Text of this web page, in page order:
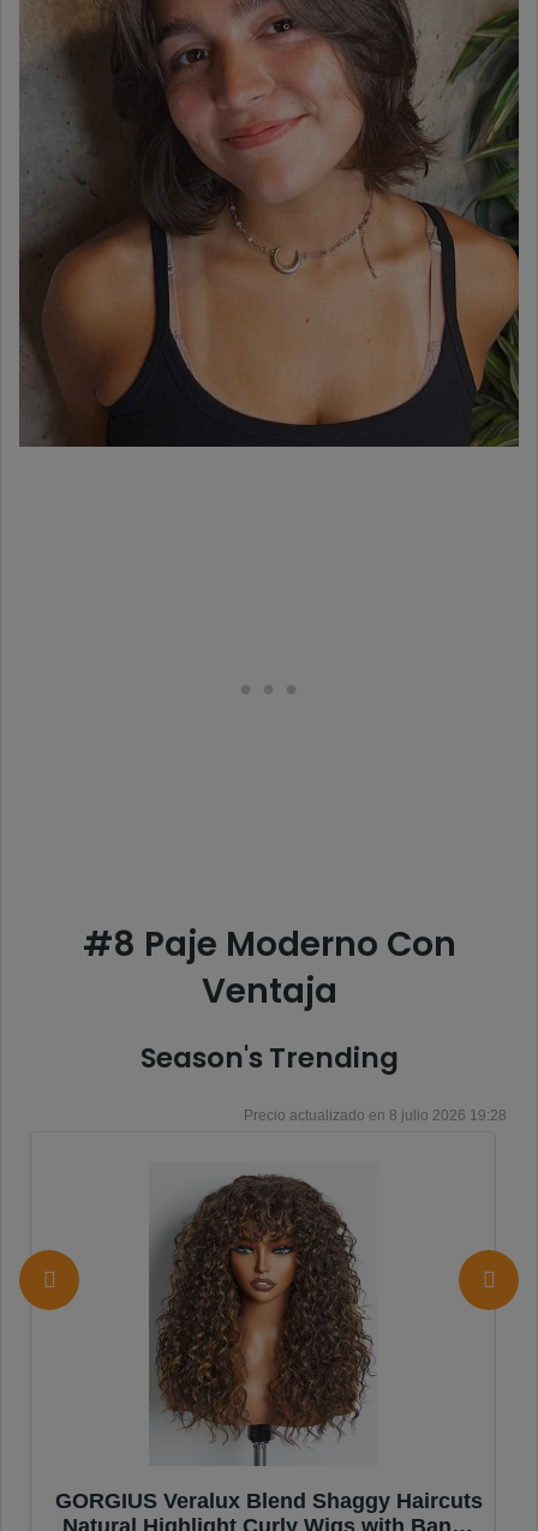
#8 Paje Moderno Con
Ventaja
Season's Trending
8 julio 2026 19:28
JuneMet Ruiyu Shaggy Haircuts Curly